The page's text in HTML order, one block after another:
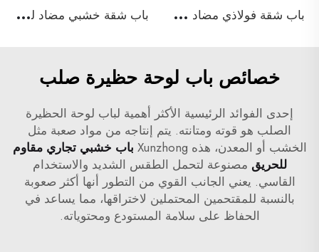
ب
اب شقة فولاذي مضاد للحريق ب
اب شقة خشبي مضاد للحريق
خصائص باب لوحة حظيرة صلب
إحدى الفوائد الرئيسية الأكثر أهمية لباب لوحة الحظيرة
الصلب هو قوته ومتانته. يتم إنتاجه من مواد صعبة مثل
الخشب أو المعدن، هذه Xunzhong
باب خشبي تجاري مقاوم
للحريق مصنوعة لتحمل الطقس الشديد والاستخدام
القاسي. يعني الجانب القوي من التطور أنها أكثر صعوبة
بالنسبة للمقتحمين المحتملين لاختراقها، مما يساعد في
الحفاظ على سلامة المستودع ومحتوياته.